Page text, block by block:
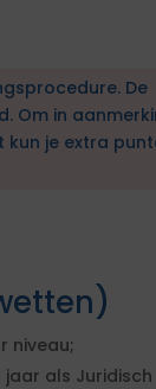
De
Om in
kun je extra
niveau;
als Juridisch